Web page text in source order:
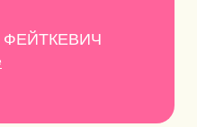
ФЕЙТКЕВИЧ